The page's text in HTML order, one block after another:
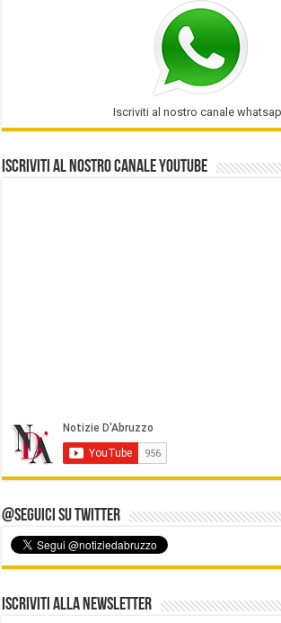
Iscriviti al nostro canale
Iscriviti al nostro Canale Youtube
@Seguici su Twitter
Iscriviti alla Newsletter